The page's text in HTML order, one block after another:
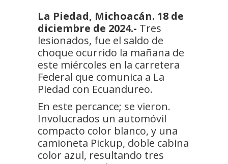
La Piedad, Michoacán. 18 de
diciembre de 2024.- Tres
lesionados, fue el saldo de
choque ocurrido la mañana de
este miércoles en la carretera
Federal que comunica a La
Piedad con Ecuandureo.
En este percance; se vieron.
Involucrados un automóvil
compacto color blanco, y una
camioneta Pickup, doble cabina
color azul, resultando tres